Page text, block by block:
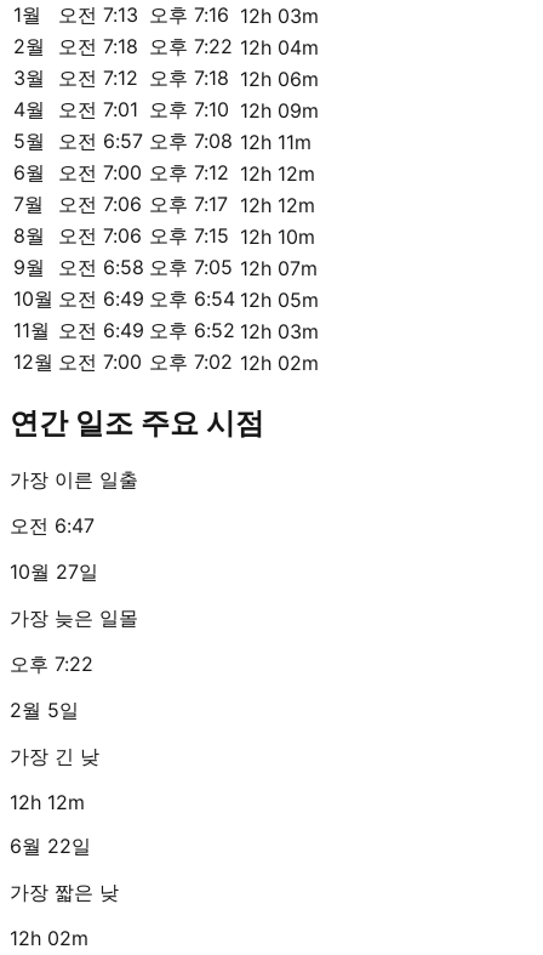
1월 오전 7:13 오후 7:16 12h 03m
2월
오전 7:18 오후 7:22 12h 04m
3월
오전 7:12 오후 7:18 12h 06m
4월
오전 7:01 오후 7:10 12h 09m
5월
오전 6:57 오후 7:08 12h 11m
6월
오전 7:00 오후 7:12 12h 12m
7월
오전 7:06 오후 7:17 12h 12m
8월
오전 7:06 오후 7:15 12h 10m
9월
오전 6:58 오후 7:05 12h 07m
10월 오전 6:49 오후 6:54 12h 05m
11월 오전 6:49 오후 6:52 12h 03m
12월 오전 7:00 오후 7:02 12h 02m
연간 일조 주요 시점
가장 이른 일출
오전 6:47
10월 27일
가장 늦은 일몰
오후 7:22
2월 5일
가장 긴 낮
12h 12m
6월 22일
가장 짧은 낮
12h 02m